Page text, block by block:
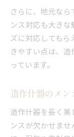
さらに、地元な
ンス対応も大き
ズに対応しても
きやすい点は、
っています。
造作什器のメ
造作什器を長く
ンスが欠かせま